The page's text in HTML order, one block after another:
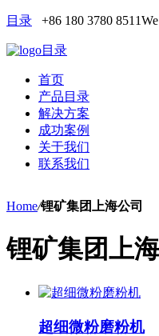
目录 +86 180 3780 8511
目录
首页
产品目录
解决方案
成功案例
关于我们
联系我们
Home/锂矿集团上海公司
锂矿集团上
超细微粉磨粉机